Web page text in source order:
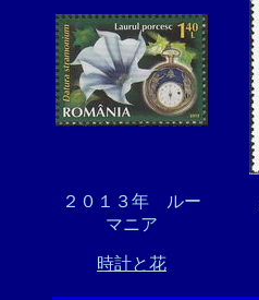
２０１３年 ルー
マニア
時計と花